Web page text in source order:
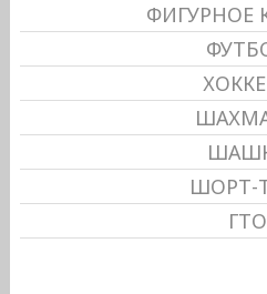
ФИГУРНОЕ
ШОРТ-
ГТО